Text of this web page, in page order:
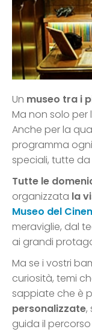
Un museo tra i
Ma non solo per
Anche per la
programma
speciali, tutte
Tutte le
organizzata la
Museo del
meraviglie, dal
ai grandi
Ma se i vostri
curiosità, temi
sappiate che è
personalizzate,
guida il